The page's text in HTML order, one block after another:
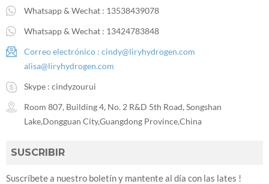
Whatsapp & Wechat : 13538439078
Whatsapp & Wechat : 13424783848
Correo electrónico : cindy@liryhydrogen.com
alisa@liryhydrogen.com
Skype : cindyzourui
Room 807, Building 4, No. 2 R&D 5th Road, Songshan
Lake,Dongguan City,Guangdong Province,China
SUSCRIBIR
Suscríbete a nuestro boletín y mantente al día con las lates !